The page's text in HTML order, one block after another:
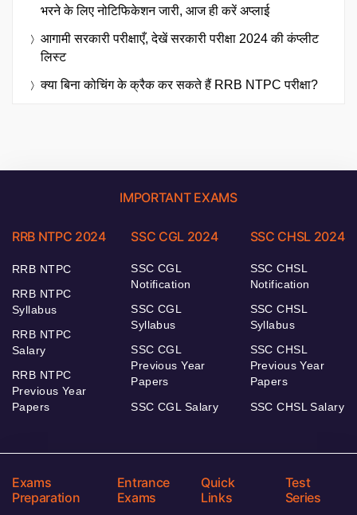
भरने के लिए नोटिफिकेशन जारी, आज ही करें अप्लाई
आगामी सरकारी परीक्षाएँ, देखें सरकारी परीक्षा 2024 की कंप्लीट
लिस्ट
क्या बिना कोचिंग के क्रैक कर सकते हैं RRB NTPC परीक्षा?
IMPORTANT EXAMS
RRB NTPC 2024
RRB NTPC
RRB NTPC
Syllabus
RRB NTPC
Salary
RRB NTPC
Previous Year
Papers
SSC CGL 2024
SSC CGL
Notification
SSC CGL
Syllabus
SSC CGL
Previous Year
Papers
SSC CGL Salary
SSC CHSL 2024
SSC CHSL
Notification
SSC CHSL
Syllabus
SSC CHSL
Previous Year
Papers
SSC CHSL Salary
Exams
Preparation
Entrance
Exams
Quick
Links
Test
Series